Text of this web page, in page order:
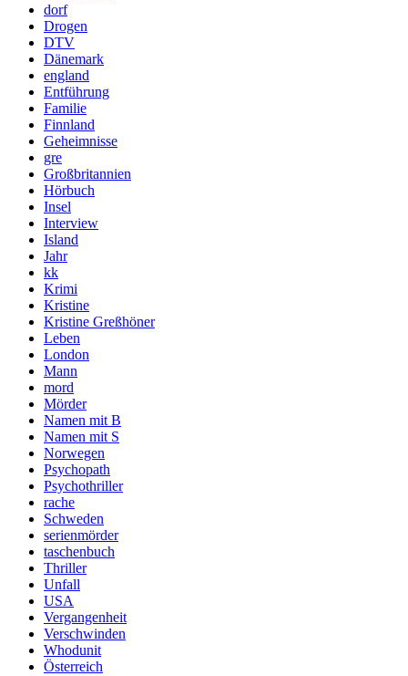
dorf
Drogen
DTV
Dänemark
england
Entführung
Familie
Finnland
Geheimnisse
gre
Großbritannien
Hörbuch
Insel
Interview
Island
Jahr
kk
Krimi
Kristine
Kristine Greßhöner
Leben
London
Mann
mord
Mörder
Namen mit B
Namen mit S
Norwegen
Psychopath
Psychothriller
rache
Schweden
serienmörder
taschenbuch
Thriller
Unfall
USA
Vergangenheit
Verschwinden
Whodunit
Österreich